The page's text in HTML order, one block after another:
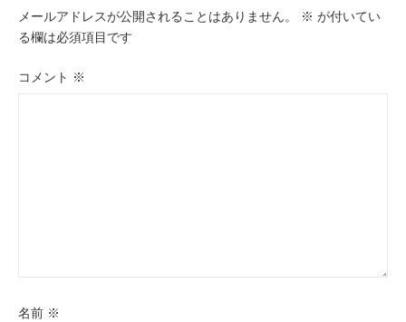
ー
シ
ョ
メールアドレスが公開されることはありません。 ※ が付いてい
る欄は必須項目です
コメント ※
名前 ※